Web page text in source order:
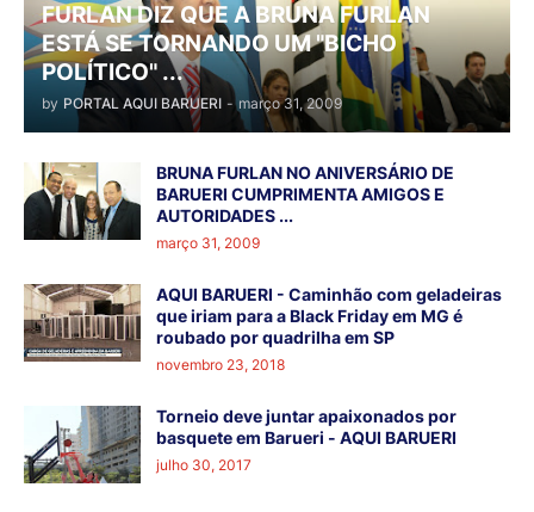
FURLAN DIZ QUE A BRUNA FURLAN
ESTÁ SE TORNANDO UM "BICHO
POLÍTICO" ...
by PORTAL AQUI BARUERI - março 31, 2009
BRUNA FURLAN NO ANIVERSÁRIO DE
BARUERI CUMPRIMENTA AMIGOS E
AUTORIDADES ...
março 31, 2009
AQUI BARUERI - Caminhão com geladeiras
que iriam para a Black Friday em MG é
roubado por quadrilha em SP
novembro 23, 2018
Torneio deve juntar apaixonados por
basquete em Barueri - AQUI BARUERI
julho 30, 2017